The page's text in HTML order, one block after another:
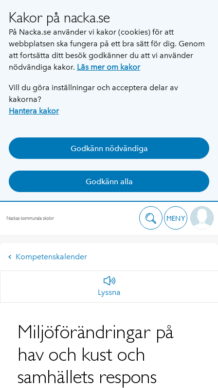
Kakor på nacka.se
På Nacka.se använder vi kakor (cookies) för att
webbplatsen ska fungera på ett bra sätt för dig. Genom
att fortsätta ditt besök godkänner du att vi använder
nödvändiga kakor. Läs mer om kakor
Vill du göra inställningar och acceptera delar av
kakorna?
Hantera kakor
Godkänn nödvändiga
Godkänn alla
MENY
Kompetenskalender
Lyssna
Miljöförändringar på
hav och kust och
samhällets respons